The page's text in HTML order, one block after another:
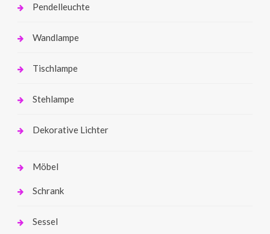
Pendelleuchte
Wandlampe
Tischlampe
Stehlampe
Dekorative Lichter
Möbel
Schrank
Sessel